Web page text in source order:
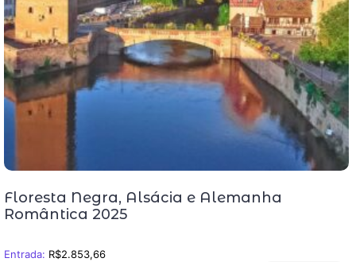
Floresta Negra, Alsácia e Alemanha
Romântica 2025
Entrada: R$2.853,66